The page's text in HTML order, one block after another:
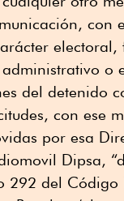
con
o
del detenido
con ese
por esa
Dipsa,
292 del Código